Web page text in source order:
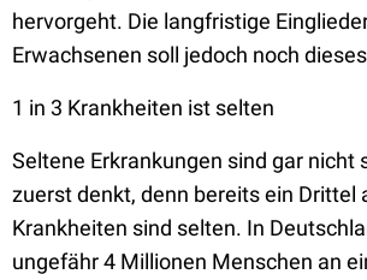
hervorgeht. Die langfristige
Erwachsenen soll jedoch noch
1 in 3 Krankheiten ist selten
Seltene Erkrankungen sind gar nicht
zuerst denkt, denn bereits ein Drittel
Krankheiten sind selten. In
ungefähr 4 Millionen Menschen an